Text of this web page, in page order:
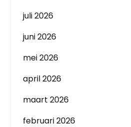
juli 2026
juni 2026
mei 2026
april 2026
maart 2026
februari 2026